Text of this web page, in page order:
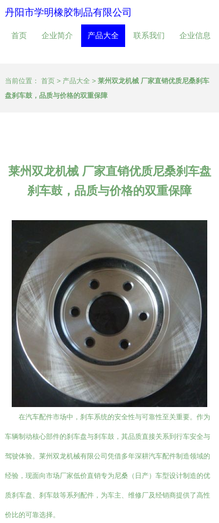
丹阳市学明橡胶制品有限公司
首页 企业简介 产品大全 联系我们 企业信息
当前位置： 首页 > 产品大全 > 莱州双龙机械 厂家直销优质尼桑刹车
盘刹车鼓，品质与价格的双重保障
莱州双龙机械 厂家直销优质尼桑刹车盘
刹车鼓，品质与价格的双重保障
在汽车配件市场中，刹车系统的安全性与可靠性至关重要。作为
车辆制动核心部件的刹车盘与刹车鼓，其品质直接关系到行车安全与
驾驶体验。莱州双龙机械有限公司凭借多年深耕汽车配件制造领域的
经验，现面向市场厂家低价直销专为尼桑（日产）车型设计制造的优
质刹车盘、刹车鼓等系列配件，为车主、维修厂及经销商提供了高性
价比的可靠选择。